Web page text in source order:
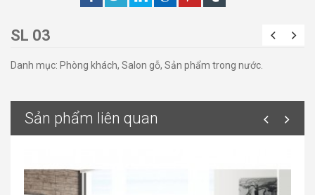
SL 03
Danh mục: Phòng khách, Salon gỗ, Sản phẩm trong nước
Sản phẩm liên quan